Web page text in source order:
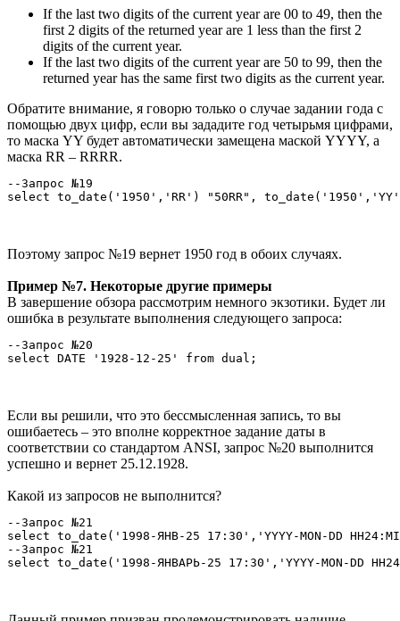
If the last two digits of the current year are 00 to 49, then the
first 2 digits of the returned year are 1 less than the first 2
digits of the current year.
If the last two digits of the current year are 50 to 99, then the
returned year has the same first two digits as the current year.
Обратите внимание, я говорю только о случае задании года с
помощью двух цифр, если вы зададите год четырьмя цифрами,
то маска YY будет автоматически замещена маской YYYY, а
маска RR – RRRR.
--Запрос №19
select to_date('1950','RR') "50RR",
Поэтому запрос №19 вернет 1950 год в обоих случаях.
Пример №7. Некоторые другие примеры
В завершение обзора рассмотрим немного экзотики. Будет ли
ошибка в результате выполнения следующего запроса:
--Запрос №20
select DATE '1928-12-25' from dual;
Если вы решили, что это бессмысленная запись, то вы
ошибаетесь – это вполне корректное задание даты в
соответствии со стандартом ANSI, запрос №20 выполнится
успешно и вернет 25.12.1928.
Какой из запросов не выполнится?
--Запрос №21
select to_date('1998-ЯНВ-25 17:30','YYYY-MON-DD
--Запрос №21
select to_date('1998-ЯНВАРЬ-25 17:30','YYYY-MON-DD